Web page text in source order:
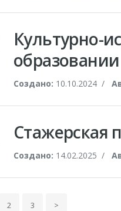
Культурно-
Создано: 10.10.2024 /
Стажерская
Создано: 14.02.2025 /
2 3 >